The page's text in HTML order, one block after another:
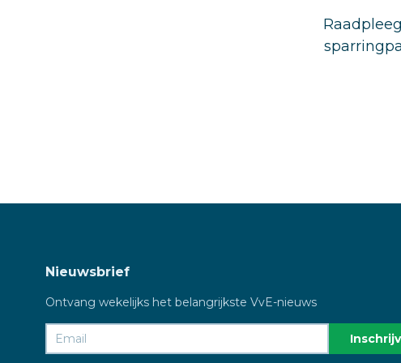
Nieuwsbrief
Ontvang wekelijks het belangrijkste VvE-nieuws